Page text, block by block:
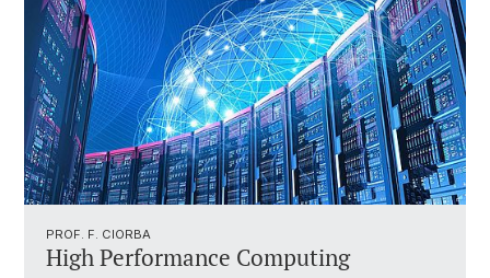
PROF. F. CIORBA
High Performance Computing